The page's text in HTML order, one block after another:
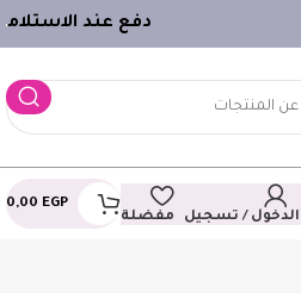
دفع عند الاستلامـ
/ تسجيل
مفضلة
0,00 EGP